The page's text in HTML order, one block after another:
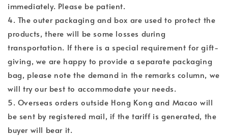
immediately. Please be patient.
4. The outer packaging and box are used to protect the
products, there will be some losses during
transportation. If there is a special requirement for gift-
giving, we are happy to provide a separate packaging
bag, please note the demand in the remarks column, we
will try our best to accommodate your needs.
5. Overseas orders outside Hong Kong and Macao will
be sent by registered mail, if the tariff is generated, the
buyer will bear it.